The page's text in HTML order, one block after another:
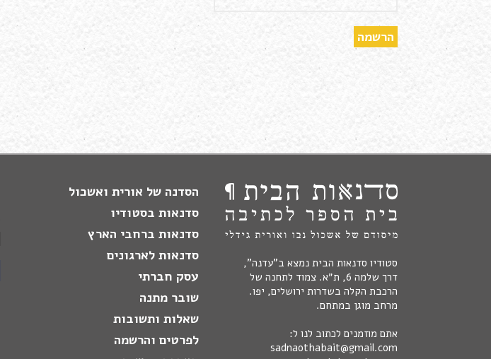
הסדנה של אורית ואשכול
סדנאות בסטודיו
סדנאות ברחבי הארץ
סדנאות לארגונים
עסק חברתי
שובר מתנה
שאלות ותשובות
לפרטים והרשמה
סטודיו סדנאות הבית נמצא ב"עדנה",
דרך שלמה 6, ת״א. צמוד לתחנה של
הרכבת הקלה בשדרות ירושלים, יפו.
מרחב מוגן במתחם.
אתם מוזמנים לכתוב לנו ל:
sadnaothabait@gmail.com